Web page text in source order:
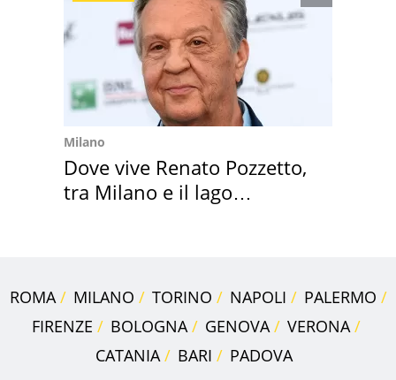
Milano
Dove vive Renato Pozzetto,
tra Milano e il lago
ROMA MILANO TORINO NAPOLI
PALERMO
FIRENZE
BOLOGNA GENOVA
VERONA
CATANIA
BARI PADOVA